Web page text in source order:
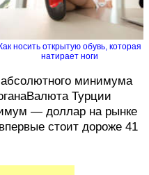
Как носить открытую обувь, которая
натирает ноги
минимума
Турции
— доллар на рынке
стоит дороже 41